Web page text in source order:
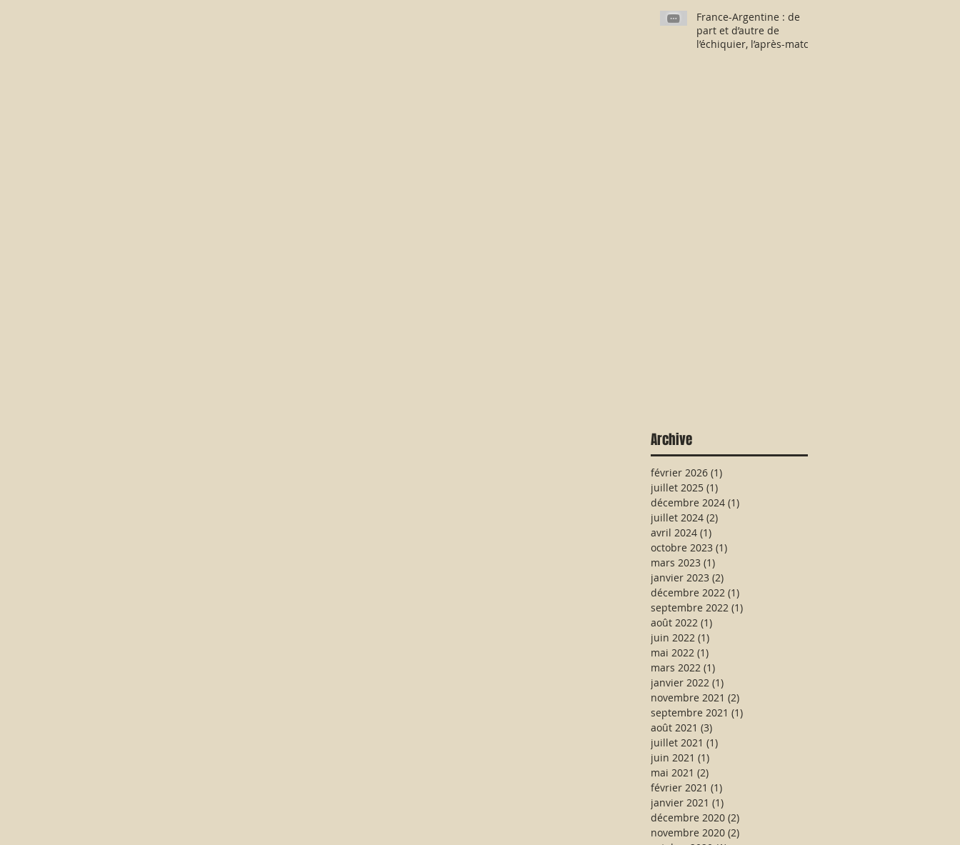
France-Argentine : de
part et d’autre de
l’échiquier, l’après-match
Archive
février 2026 (1)
juillet 2025 (1)
décembre 2024 (1)
juillet 2024 (2)
avril 2024 (1)
octobre 2023 (1)
mars 2023 (1)
janvier 2023 (2)
décembre 2022 (1)
septembre 2022 (1)
août 2022 (1)
juin 2022 (1)
mai 2022 (1)
mars 2022 (1)
janvier 2022 (1)
novembre 2021 (2)
septembre 2021 (1)
août 2021 (3)
juillet 2021 (1)
juin 2021 (1)
mai 2021 (2)
février 2021 (1)
janvier 2021 (1)
décembre 2020 (2)
novembre 2020 (2)